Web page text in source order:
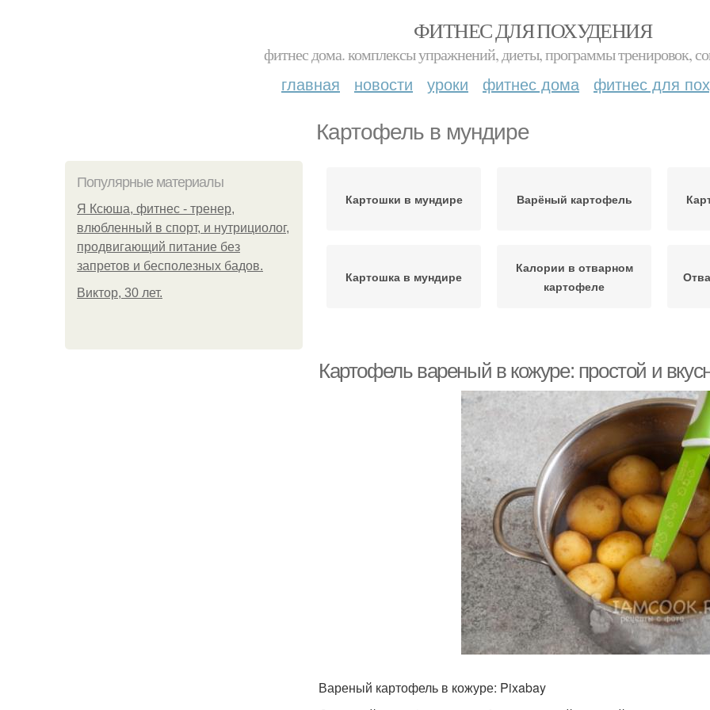
ФИТНЕС ДЛЯ ПОХУДЕНИЯ
фитнес дома. комплексы упражнений, диеты, программы тренировок,
главная новости уроки фитнес дома фитнес для
Картофель в мундире
Популярные материалы
Я Ксюша, фитнес - тренер,
влюбленный в спорт, и нутрициолог,
продвигающий питание без
запретов и бесполезных бадов.
Виктор, 30 лет.
Картошки в мундире Варёный картофель
Картошка в мундире
Калории в отварном
картофеле
мундире
Запеченный картофель Молоко с картофелем
Картофель в кружочках Картофель на здоровье
Картофель вареный в кожуре: простой и
Вареный картофель в кожуре: Pixabay